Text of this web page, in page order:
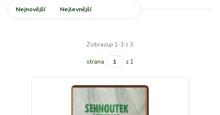
Nejnovější Nejlevnější
Zobrazuji 1-3 z 3
strana z 1